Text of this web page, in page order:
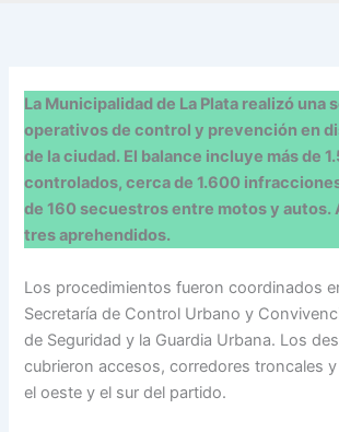
La Municipalidad de La Plata realizó una
operativos de control y prevención en
de la ciudad. El balance incluye más de
controlados, cerca de 1.600
de 160 secuestros entre motos y autos.
tres aprehendidos.
Los procedimientos fueron coordinados
Secretaría de Control Urbano y
de Seguridad y la Guardia Urbana. Los
cubrieron accesos, corredores troncales
el oeste y el sur del partido.